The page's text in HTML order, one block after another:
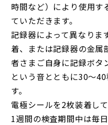
時間など）により使用す
ていただきます。
記録器によって異なりま
着、または記録器の金属
者さまご自身に記録ボタ
という音とともに30～
す。
電極シールを2枚装着し
1週間の検査期間中は毎